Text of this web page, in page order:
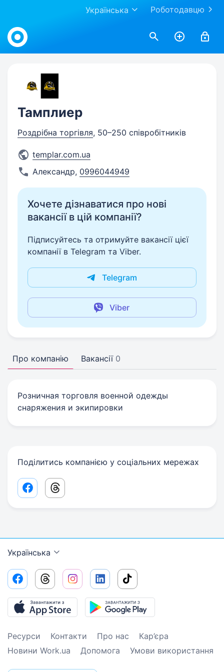
Роботодавцю
Українська
Work.ua
Тамплиер
Роздрібна торгівля, 50–250 співробітників
templar.com.ua
Александр, 0996044949
Хочете дізнаватися про нові
вакансії в цій компанії?
Підписуйтесь та отримуйте вакансії цієї
компанії в Telegram та Viber.
Telegram
Viber
Про компанію Вакансії 0
Розничная торговля военной одежды
снаряжения и экипировки
Поділитись компанією у соціальних мережах
Facebook share link
Threads share link
Українська
Ресурси Контакти Про нас
Кар’єра
Новини Work.ua
Допомога Умови використання